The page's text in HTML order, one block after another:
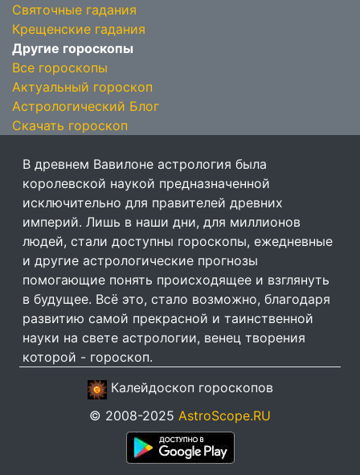
Святочные гадания
Крещенские гадания
Другие гороскопы
Все гороскопы
Актуальный гороскоп
Астрологический Блог
Скачать гороскоп
В древнем Вавилоне астрология была
королевской наукой предназначенной
исключительно для правителей древних
империй. Лишь в наши дни, для миллионов
людей, стали доступны гороскопы, ежедневные
и другие астрологические прогнозы
помогающие понять происходящее и взглянуть
в будущее. Всё это, стало возможно, благодаря
развитию самой прекрасной и таинственной
науки на свете астрологии, венец творения
которой - гороскоп.
Калейдоскоп гороскопов
© 2008-2025 AstroScope.RU